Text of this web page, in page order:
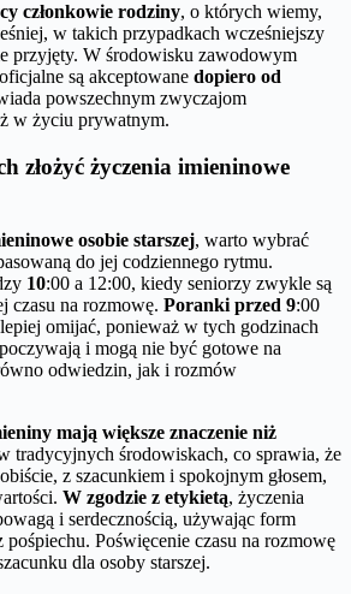
członkowie rodziny, o których wiemy,
w takich przypadkach wcześniejszy
przyjęty. W środowisku zawodowym
są akceptowane dopiero od
powszechnym zwyczajom
w życiu prywatnym.
złożyć życzenia imieninowe
osobie starszej, warto wybrać
do jej codziennego rytmu.
10:00 a 12:00, kiedy seniorzy zwykle są
czasu na rozmowę. Poranki przed 9:00
omijać, ponieważ w tych godzinach
i mogą nie być gotowe na
odwiedzin, jak i rozmów
mają większe znaczenie niż
tradycyjnych środowiskach, co sprawia, że
z szacunkiem i spokojnym głosem,
W zgodzie z etykietą, życzenia
i serdecznością, używając form
Poświęcenie czasu na rozmowę
dla osoby starszej.